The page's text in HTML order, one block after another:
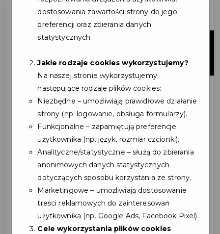
Mamy świetne wieści dla
dostosowania zawartości strony do jego
preferencji oraz zbierania danych
statystycznych.
Jakie rodzaje cookies wykorzystujemy?
Na naszej stronie wykorzystujemy
następujące rodzaje plików cookies:
Niezbędne – umożliwiają prawidłowe działanie
strony (np. logowanie, obsługa formularzy).
Funkcjonalne – zapamiętują preferencje
użytkownika (np. język, rozmiar czcionki).
Analityczne/statystyczne – służą do zbierania
anonimowych danych statystycznych
dotyczących sposobu korzystania ze strony.
Marketingowe – umożliwiają dostosowanie
treści reklamowych do zainteresowań
użytkownika (np. Google Ads, Facebook Pixel).
Cele wykorzystania plików cookies